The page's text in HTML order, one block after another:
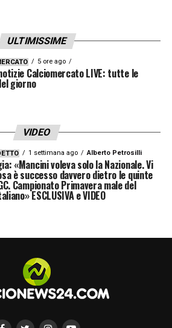
ULTIMISSIME
5 ore ago
Calciomercato LIVE: tutte le
giorno
VIDEO
1 settimana ago Alberto Petrosilli
«Mancini voleva solo la Nazionale. Vi
è successo davvero dietro le quinte
Campionato Primavera male del
ESCLUSIVA e VIDEO